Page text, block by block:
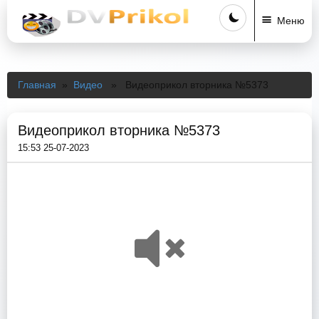
Меню
Главная » Видео » Видеоприкол вторника №5373
Видеоприкол вторника №5373
15:53 25-07-2023